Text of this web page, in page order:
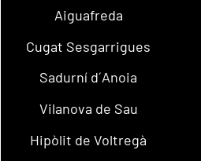
Aiguafreda
Cugat Sesgarrigues
Sadurní d´Anoia
Vilanova de Sau
Hipòlit de Voltregà